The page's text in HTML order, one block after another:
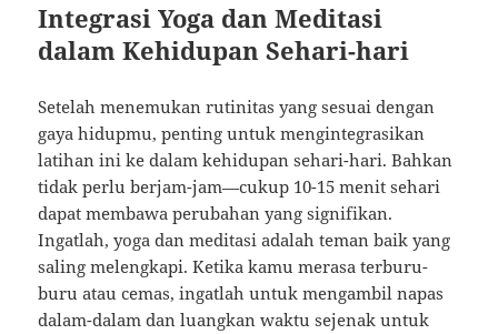
Integrasi Yoga dan Meditasi
dalam Kehidupan Sehari-hari
Setelah menemukan rutinitas yang sesuai dengan
gaya hidupmu, penting untuk mengintegrasikan
latihan ini ke dalam kehidupan sehari-hari. Bahkan
tidak perlu berjam-jam—cukup 10-15 menit sehari
dapat membawa perubahan yang signifikan.
Ingatlah, yoga dan meditasi adalah teman baik yang
saling melengkapi. Ketika kamu merasa terburu-
buru atau cemas, ingatlah untuk mengambil napas
dalam-dalam dan luangkan waktu sejenak untuk